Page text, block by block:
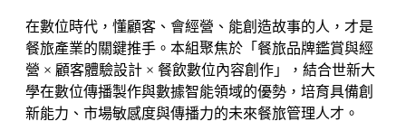
在數位時代，懂顧客、會經營、能創造故事的人，才是
餐旅產業的關鍵推手。本組聚焦於「餐旅品牌鑑賞與經
營 × 顧客體驗設計 × 餐飲數位內容創作」，結合世新大
學在數位傳播製作與數據智能領域的優勢，培育具備創
新能力、市場敏感度與傳播力的未來餐旅管理人才。